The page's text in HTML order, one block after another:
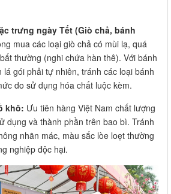
trưng ngày Tết (Giò chả, bánh
mua các loại giò chả có mùi lạ, quá
thường (nghi chứa hàn thê). Với bánh
gói phải tự nhiên, tránh các loại bánh
do sử dụng hóa chất luộc kèm.
khô: Ưu tiên hàng Việt Nam chất lượng
dụng và thành phần trên bao bì. Tránh
nhãn mác, màu sắc lòe loẹt thường
nghiệp độc hại.